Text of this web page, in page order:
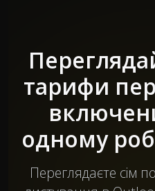
тарифи
одному
Переглядаєте сім